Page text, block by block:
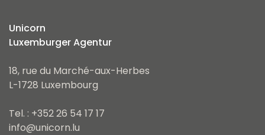
Unicorn
Luxemburger Agentur
18, rue du Marché-aux-Herbes
L-1728 Luxembourg
Tel. : +352 26 54 17 17
info@unicorn.lu